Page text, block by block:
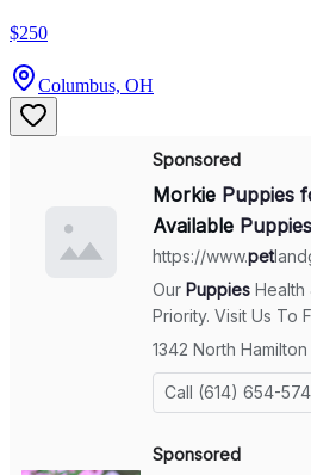
$250
Columbus, OH